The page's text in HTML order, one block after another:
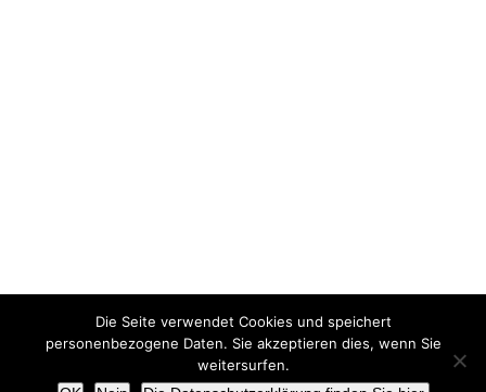
Copyright © Miriam Vollmer 2018-2022 |Impressum|Datenschutz
Die Seite verwendet Cookies und speichert
personenbezogene Daten. Sie akzeptieren dies, wenn Sie
weitersurfen.